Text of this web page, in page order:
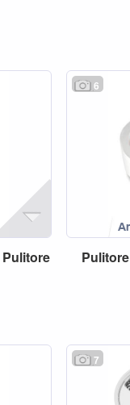
Pulitore
6
Pulitore
7